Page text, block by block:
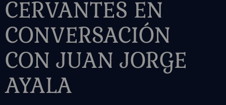
CERVANTES EN
CONVERSACIÓN
CON JUAN JORGE
AYALA